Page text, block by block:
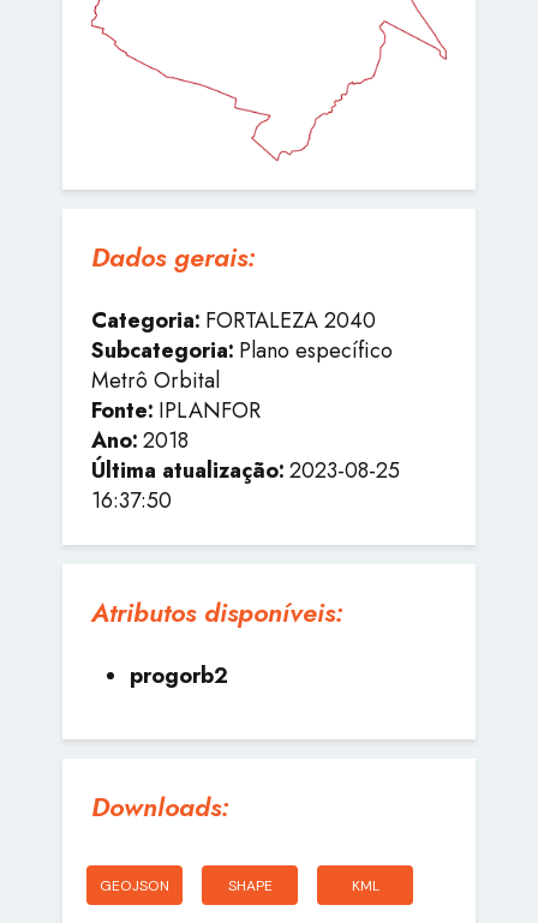
Dados gerais:
Categoria: FORTALEZA 2040
Subcategoria: Plano específico
Metrô Orbital
Fonte: IPLANFOR
Ano:2018
Última atualização:2023-08-25
16:37:50
Atributos disponíveis:
progorb2
Downloads:
GEOJSON SHAPE KML